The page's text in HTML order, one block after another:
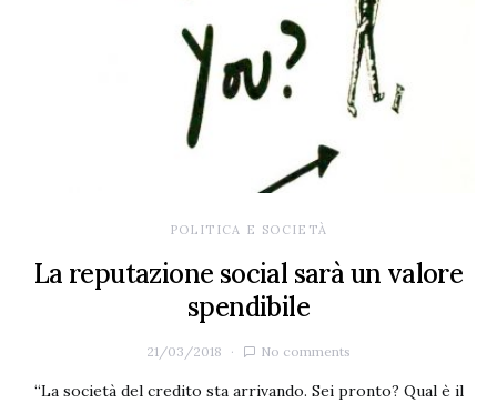
POLITICA E SOCIETÀ
La reputazione social sarà un valore
spendibile
21/03/2018 No comments
“La società del credito sta arrivando. Sei pronto? Qual è il